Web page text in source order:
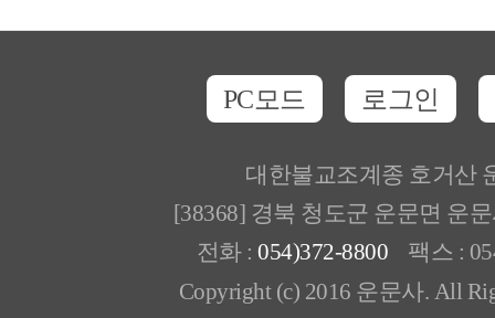
PC모드 로그인
대한불교조계종 호거산
[38368] 경북 청도군 운문면 운
전화 : 054)372-8800 팩스 :
Copyright (c) 2016 운문사. All